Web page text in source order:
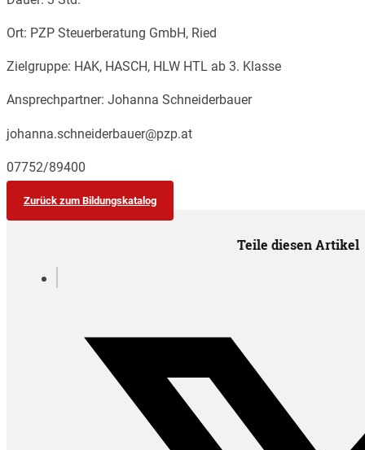
Ort: PZP Steuerberatung GmbH, Ried
Zielgruppe: HAK, HASCH, HLW HTL ab 3. Klasse
Ansprechpartner: Johanna Schneiderbauer
johanna.schneiderbauer@pzp.at
07752/89400
Zurück zum Bildungskatalog
Teile diesen Artikel